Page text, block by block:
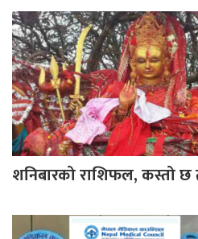
शनिबारको राशिफल, कस्तो